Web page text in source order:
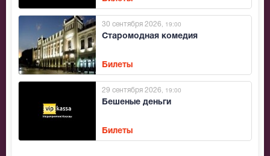
Старомодная комедия
30 сентября 2026 , 19:00
Билеты
Бешеные деньги
29 сентября 2026 , 19:00
Билеты